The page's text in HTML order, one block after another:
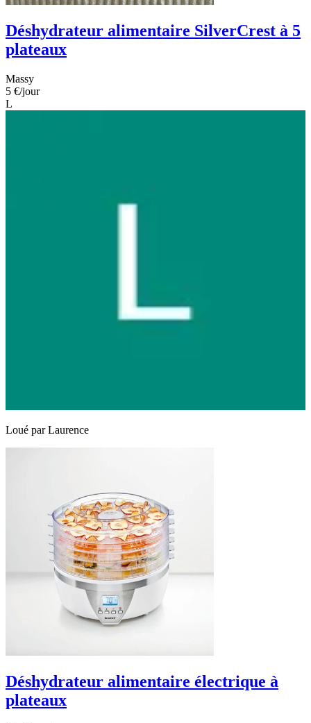
Déshydrateur alimentaire SilverCrest à 5
plateaux
Massy
5 €/jour
L
Loué parLaurence
Déshydrateur alimentaire électrique à
plateaux